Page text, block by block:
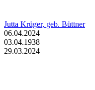
Jutta Krüger, geb. Büttner
06.04.2024
03.04.1938
29.03.2024